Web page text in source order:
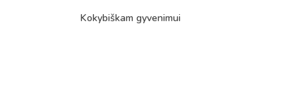
Kokybiškam gyvenimui